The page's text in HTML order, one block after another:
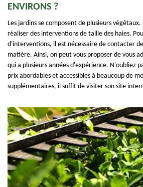
ENVIRONS ?
Les jardins se composent de plusieurs
réaliser des interventions de taille des haies.
d'interventions, il est nécessaire de contacter
matière. Ainsi, on peut vous proposer de vous
qui a plusieurs années d'expérience. N'oubliez
prix abordables et accessibles à beaucoup de
supplémentaires, il suffit de visiter son site